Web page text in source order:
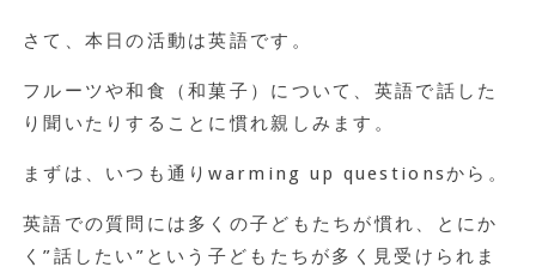
さて、本日の活動は英語です。
フルーツや和食（和菓子）について、英語で話した
り聞いたりすることに慣れ親しみます。
まずは、いつも通りwarming up questionsから。
英語での質問には多くの子どもたちが慣れ、とにか
く”話したい”という子どもたちが多く見受けられま